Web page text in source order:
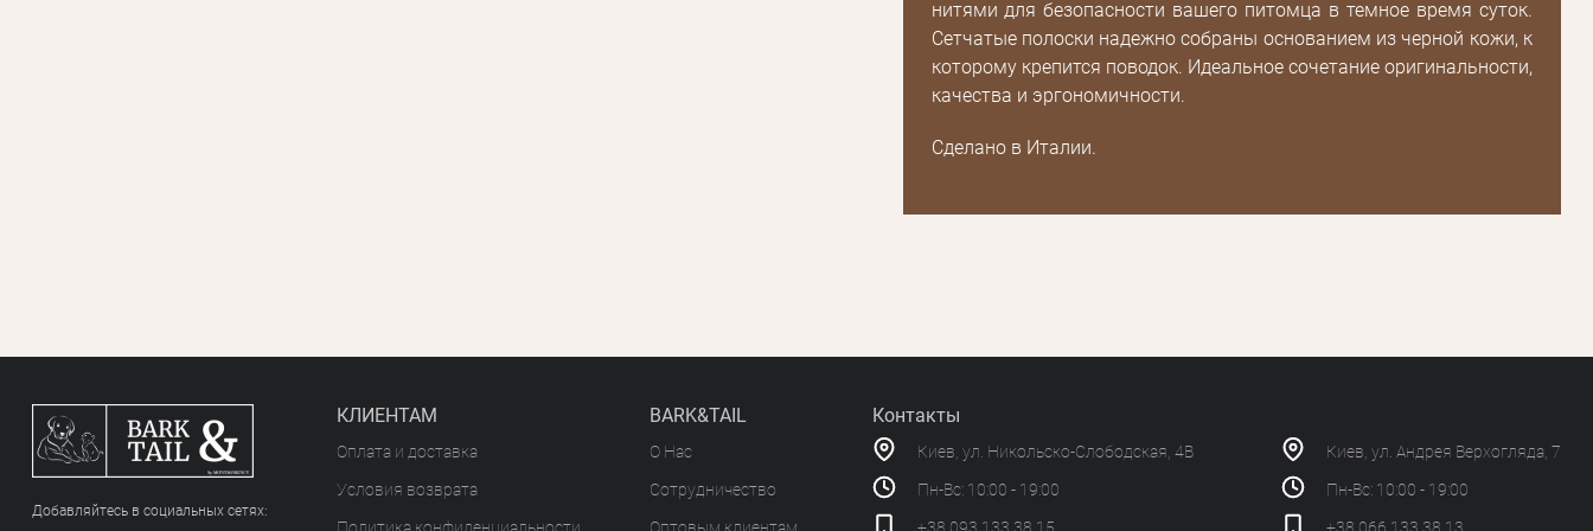
нитями для безопасности вашего питомца в темное время суток.
Сетчатые полоски надежно собраны основанием из черной кожи, к
которому крепится поводок. Идеальное сочетание оригинальности,
качества и эргономичности.
Сделано в Италии.
Добавляйтесь в социальных сетяx:
КЛИЕНТАМ
Оплата и доставка
Условия возврата
BARK&TAIL
О Нас
Сотрудничество
Контакты
Киев, ул. Никольско-Слободская, 4В
Пн-Вс: 10:00 - 19:00
Киев, ул. Андрея Верхогляда, 7
Пн-Вс: 10:00 - 19:00